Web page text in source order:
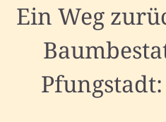
Ein Weg